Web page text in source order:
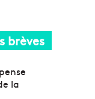
brèves
la